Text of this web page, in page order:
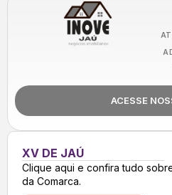
ACESSE
XV DE JAÚ
Clique aqui e confira tudo
da Comarca.